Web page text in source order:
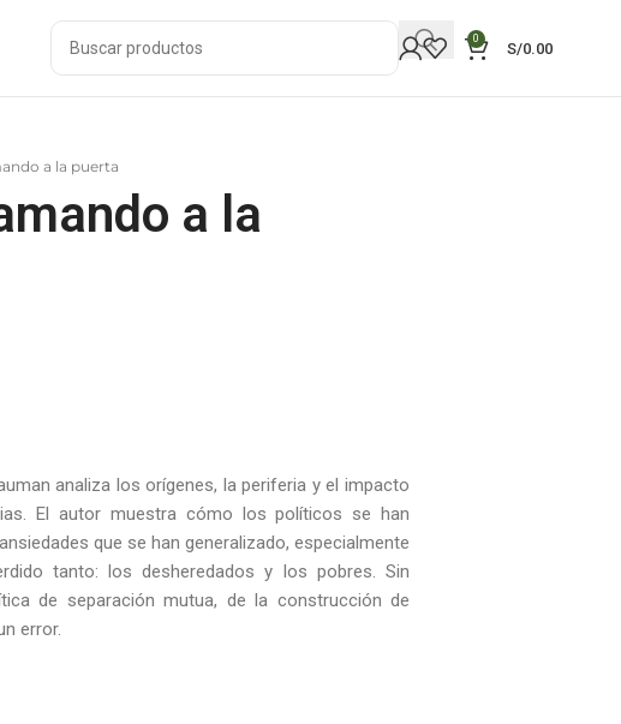
0
S/0.00
a la puerta
a la
analiza los orígenes, la periferia y el impacto
El autor muestra cómo los políticos se han
que se han generalizado, especialmente
tanto: los desheredados y los pobres. Sin
de separación mutua, de la construcción de
error.